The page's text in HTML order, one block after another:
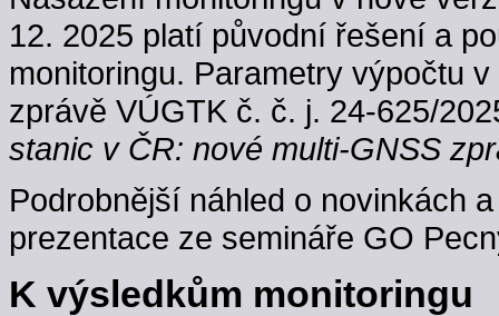
12. 2025 platí původní řešení a
monitoringu. Parametry výpočtu
zprávě VÚGTK č. č. j. 24-625/
stanic v ČR: nové multi-GNSS
Podrobnější náhled o novinkách
prezentace ze semináře GO
K výsledkům monitoringu